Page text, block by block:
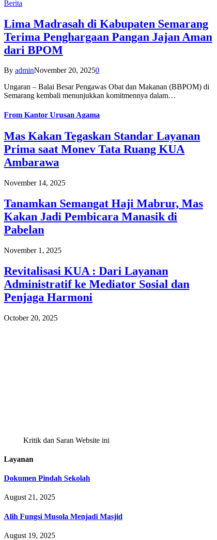
Berita
Lima Madrasah di Kabupaten Semarang
Terima Penghargaan Pangan Jajan Aman
dari BPOM
By adminNovember 20, 20250
Ungaran – Balai Besar Pengawas Obat dan Makanan (BBPOM) di
Semarang kembali menunjukkan komitmennya dalam…
From Kantor Urusan Agama
Mas Kakan Tegaskan Standar Layanan
Prima saat Monev Tata Ruang KUA
Ambarawa
November 14, 2025
Tanamkan Semangat Haji Mabrur, Mas
Kakan Jadi Pembicara Manasik di
Pabelan
November 1, 2025
Revitalisasi KUA : Dari Layanan
Administratif ke Mediator Sosial dan
Penjaga Harmoni
October 20, 2025
Kritik dan Saran Website ini
Layanan
Dokumen Pindah Sekolah
August 21, 2025
Alih Fungsi Musola Menjadi Masjid
August 19, 2025